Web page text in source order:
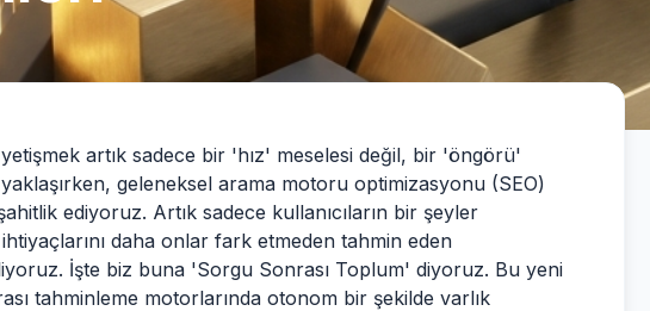
yetişmek artık sadece bir 'hız' meselesi değil, bir 'öngörü'
yaklaşırken, geleneksel arama motoru optimizasyonu (SEO)
ediyoruz. Artık sadece kullanıcıların bir şeyler
daha onlar fark etmeden tahmin eden
İşte biz buna 'Sorgu Sonrası Toplum' diyoruz. Bu yeni
tahminleme motorlarında otonom bir şekilde varlık